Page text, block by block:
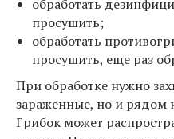
обработать
просушить;
обработать
просушить, еще раз
При обработке нужно
зараженные, но и рядом
Грибок может